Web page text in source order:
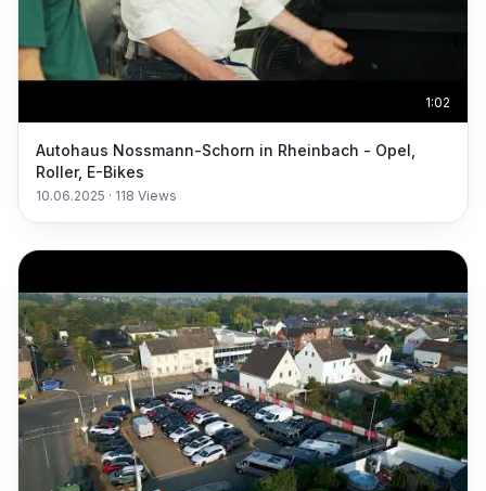
1:02
Autohaus Nossmann-Schorn in Rheinbach - Opel,
Roller, E-Bikes
10.06.2025 · 118 Views